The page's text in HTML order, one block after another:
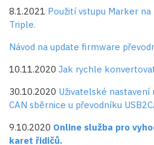
8.1.2021 Použití vstupu Marker na
Triple.
Návod na update firmware
10.11.2020 Jak rychle
30.10.2020 Uživatelské
CAN sběrnice u převodníku
9.10.2020 Online služba pro
karet řidičů.